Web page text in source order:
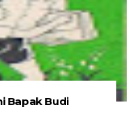
Bapak Budi